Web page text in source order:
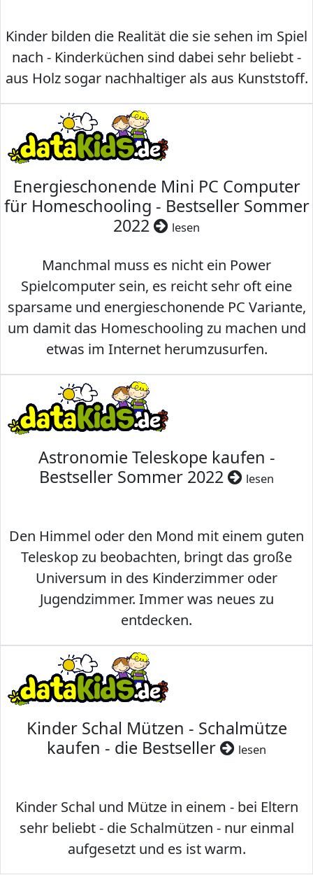
Kinder bilden die Realität die sie sehen im Spiel
nach - Kinderküchen sind dabei sehr beliebt -
aus Holz sogar nachhaltiger als aus Kunststoff.
Energieschonende Mini PC Computer
für Homeschooling - Bestseller Sommer
2022
lesen
Manchmal muss es nicht ein Power
Spielcomputer sein, es reicht sehr oft eine
sparsame und energieschonende PC Variante,
um damit das Homeschooling zu machen und
etwas im Internet herumzusurfen.
Astronomie Teleskope kaufen -
Bestseller Sommer 2022
lesen
Den Himmel oder den Mond mit einem guten
Teleskop zu beobachten, bringt das große
Universum in des Kinderzimmer oder
Jugendzimmer. Immer was neues zu
entdecken.
Kinder Schal Mützen - Schalmütze
kaufen - die Bestseller
lesen
Kinder Schal und Mütze in einem - bei Eltern
sehr beliebt - die Schalmützen - nur einmal
aufgesetzt und es ist warm.